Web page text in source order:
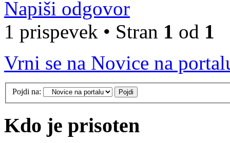
Napiši odgovor
1 prispevek • Stran 1 od 1
Vrni se na Novice na
Pojdi na:
Kdo je prisoten